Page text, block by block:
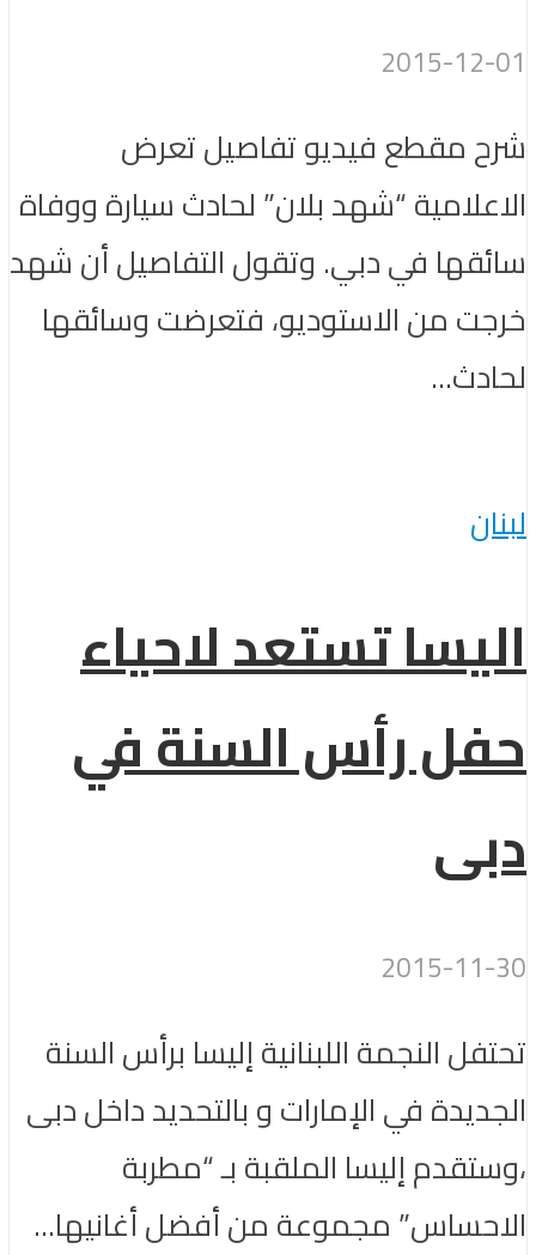
2015-12-01
شرح مقطع فيديو تفاصيل تعرض
الاعلامية “شهد بلان” لحادث سيارة ووفاة
سائقها في دبي. وتقول التفاصيل أن شهد
خرجت من الاستوديو، فتعرضت وسائقها
لحادث...
لبنان
اليسا تستعد لاحياء
حفل رأس السنة في
دبى
2015-11-30
تحتفل النجمة اللبنانية إليسا برأس السنة
الجديدة في الإمارات و بالتحديد داخل دبى
،وستقدم إليسا الملقبة بـ “مطربة
الاحساس” مجموعة من أفضل أغانيها...